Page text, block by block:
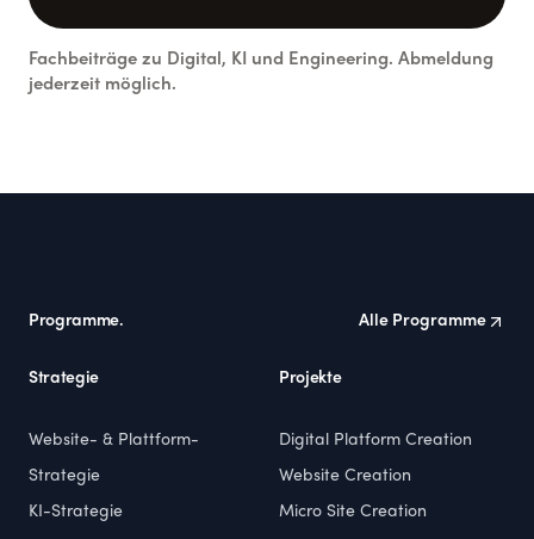
Fachbeiträge zu Digital, KI und Engineering. Abmeldung
jederzeit möglich.
Programme. Alle Programme
Strategie
Website- & Plattform-
Strategie
KI-Strategie
Projekte
Digital Platform Creation
Website Creation
Micro Site Creation